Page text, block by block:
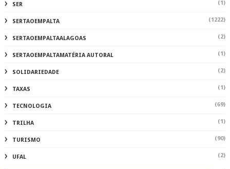
SER (1)
SERTAOEMPALTA (1222)
SERTAOEMPALTAALAGOAS (2)
SERTAOEMPALTAMATÉRIA AUTORAL (1)
SOLIDARIEDADE (2)
TAXAS (1)
TECNOLOGIA (69)
TRILHA (1)
TURISMO (90)
UFAL (2)